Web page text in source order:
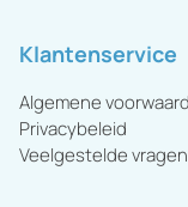
Klantenservice
Algemene
Privacybeleid
Veelgestelde vragen